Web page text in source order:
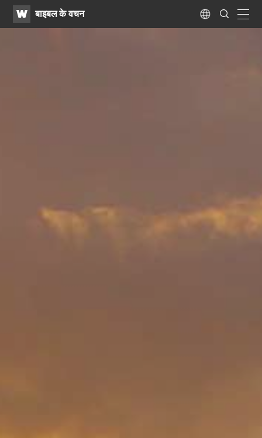
WATVबाइबल के वचन Language
Search
Submit